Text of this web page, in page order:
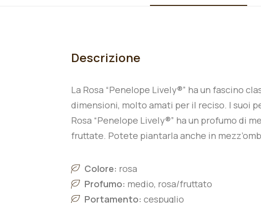
Descrizione
La Rosa “Penelope Lively®” ha un fascino
dimensioni, molto amati per il reciso. I suoi
Rosa “Penelope Lively®” ha un profumo di
fruttate. Potete piantarla anche in
Colore: rosa
Profumo: medio, rosa/fruttato
Portamento: cespuglio